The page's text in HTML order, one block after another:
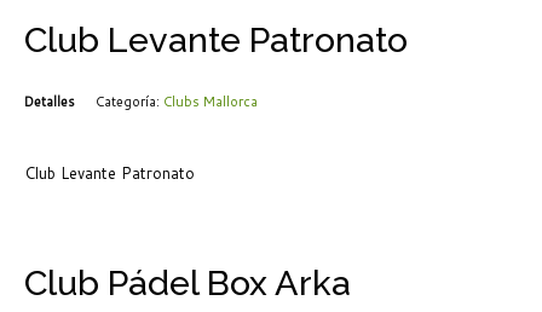
Club Levante Patronato
Detalles Categoría: Clubs Mallorca
Club Levante Patronato
Club Pádel Box Arka